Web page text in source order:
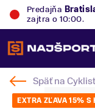
Predajňa
zajtra o 10:00.
Späť na
EXTRA ZĽAVA 15% S